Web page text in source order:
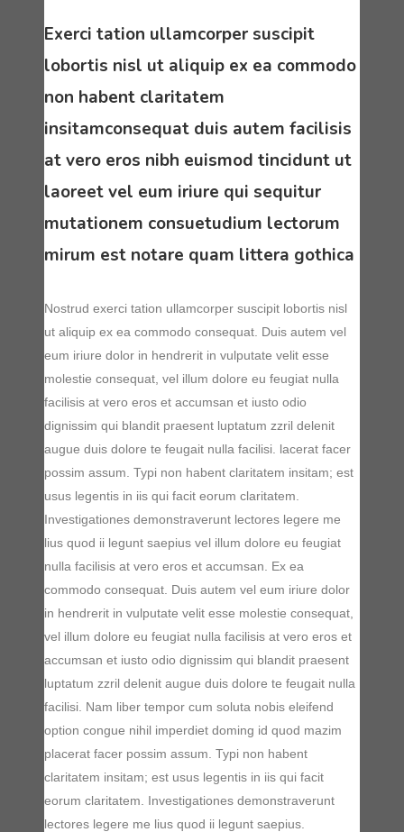
Exerci tation ullamcorper suscipit
lobortis nisl ut aliquip ex ea commodo
non habent claritatem
insitamconsequat duis autem facilisis
at vero eros nibh euismod tincidunt ut
laoreet vel eum iriure qui sequitur
mutationem consuetudium lectorum
mirum est notare quam littera gothica
Nostrud exerci tation ullamcorper suscipit lobortis nisl
ut aliquip ex ea commodo consequat. Duis autem vel
eum iriure dolor in hendrerit in vulputate velit esse
molestie consequat, vel illum dolore eu feugiat nulla
facilisis at vero eros et accumsan et iusto odio
dignissim qui blandit praesent luptatum zzril delenit
augue duis dolore te feugait nulla facilisi. lacerat facer
possim assum. Typi non habent claritatem insitam; est
usus legentis in iis qui facit eorum claritatem.
Investigationes demonstraverunt lectores legere me
lius quod ii legunt saepius vel illum dolore eu feugiat
nulla facilisis at vero eros et accumsan. Ex ea
commodo consequat. Duis autem vel eum iriure dolor
in hendrerit in vulputate velit esse molestie consequat,
vel illum dolore eu feugiat nulla facilisis at vero eros et
accumsan et iusto odio dignissim qui blandit praesent
luptatum zzril delenit augue duis dolore te feugait nulla
facilisi. Nam liber tempor cum soluta nobis eleifend
option congue nihil imperdiet doming id quod mazim
placerat facer possim assum. Typi non habent
claritatem insitam; est usus legentis in iis qui facit
eorum claritatem. Investigationes demonstraverunt
lectores legere me lius quod ii legunt saepius.